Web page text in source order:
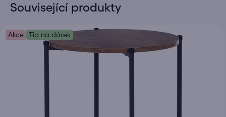
Související produkty
Akce Tip na dárek